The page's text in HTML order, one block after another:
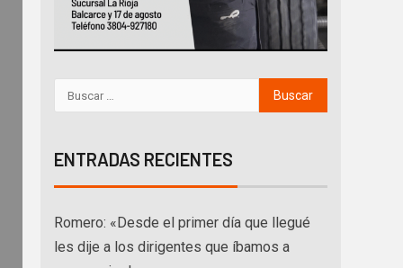
ENTRADAS RECIENTES
Romero: «Desde el primer día que llegué
les dije a los dirigentes que íbamos a